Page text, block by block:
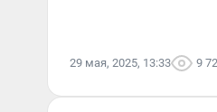
29 мая, 2025, 13:33 9